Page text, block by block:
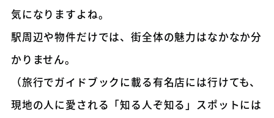
気になりますよね。
駅周辺や物件だけでは、街全体の魅力はなかなか分
かりません。
（旅行でガイドブックに載る有名店には行けても、
現地の人に愛される「知る人ぞ知る」スポットには